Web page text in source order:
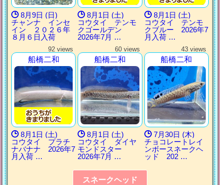
8月9日 (日)
チャンナ インセ
イン ２０２６年
８月６日入荷
8月1日 (土)
コウタイ テンモ
クゴールデン
2026年7月 …
8月1日 (土)
コウタイ テンモ
クブルー 2026年7
月入荷 …
92 views
船橋二和
8月1日 (土)
コウタイ プラチ
ナバナナ 2026年7
月入荷 …
60 views
船橋二和
8月1日 (土)
コウタイ ダイヤ
モンドスター
2026年7月 …
43 views
船橋二和
7月30日 (木)
チョコレートレイ
ンボースネークヘ
ッド 202 …
スネークヘッド